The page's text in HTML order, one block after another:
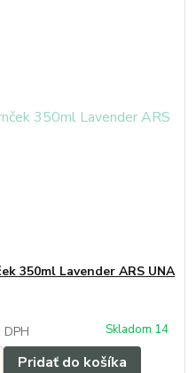
350ml Lavender ARS UNA
DPH Skladom 14
Pridať do košíka